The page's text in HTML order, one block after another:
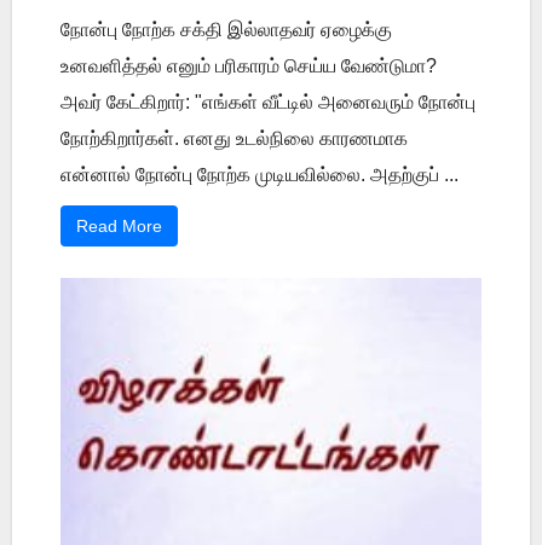
நோன்பு நோற்க சக்தி இல்லாதவர் ஏழைக்கு
உனவளித்தல் எனும் பரிகாரம் செய்ய வேண்டுமா?
அவர் கேட்கிறார்: "எங்கள் வீட்டில் அனைவரும் நோன்பு
நோற்கிறார்கள். எனது உடல்நிலை காரணமாக
என்னால் நோன்பு நோற்க முடியவில்லை. அதற்குப் ...
Read More